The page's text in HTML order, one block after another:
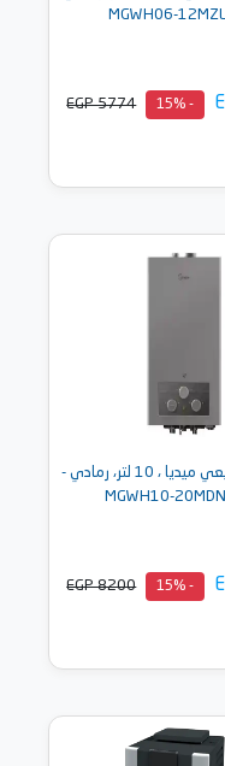
MGWH06-
- 15%
EGP 5774
إلى السلة
سخان غاز طبيعي ميديا ، 10 لتر، رمادي -
MGWH10-
- 15%
EGP 8200
إلى السلة